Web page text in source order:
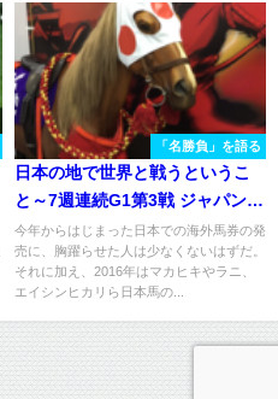
「名勝負」を語る
日本の地で世界と戦うというこ
と～7週連続G1第3戦 ジャパンカ
ップ～
今年からはじまった日本での海外馬券の発
売に、胸躍らせた人は少なくないはずだ。
それに加え、2016年はマカヒキやラニ、
エイシンヒカリら日本馬の...